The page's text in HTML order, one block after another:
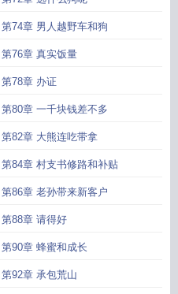
第74章 男人越野车和狗
第76章 真实饭量
第78章 办证
第80章 一千块钱差不多
第82章 大熊连吃带拿
第84章 村支书修路和补贴
第86章 老孙带来新客户
第88章 请得好
第90章 蜂蜜和成长
第92章 承包荒山